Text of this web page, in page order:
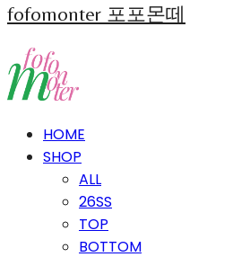
fofomonter 포포몬떼
HOME
SHOP
ALL
26SS
TOP
BOTTOM